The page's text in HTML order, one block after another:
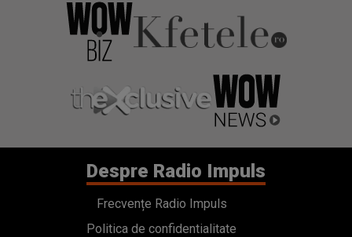
Despre Radio Impuls
Frecvențe Radio Impuls
Politica de confidentialitate